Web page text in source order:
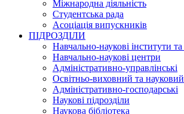
Міжнародна діяльність
Студентська рада
Асоціація випускників
ПІДРОЗДІЛИ
Навчально-наукові інститути
Навчально-наукові центри
Адміністративно-управлінські
Освітньо-виховний та
Адміністративно-господарські
Наукові підрозділи
Наукова бібліотека